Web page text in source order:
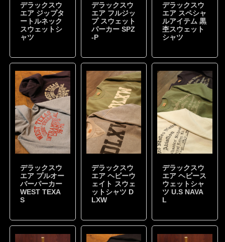
デラックスウ
エア ジップタ
ートルネック
スウェットシ
ャツ
デラックスウ
エア フルジッ
プ スウェット
パーカー SPZ
-P
デラックスウ
エア スペシャ
ルアイテム 黒
杢スウェット
シャツ
デラックスウ
エア プルオー
バーパーカー
WEST TEXA
S
デラックスウ
エア ヘビーウ
ェイト スウェ
ットシャツ D
LXW
デラックスウ
エア ヘビース
ウェットシャ
ツ U.S NAVA
L